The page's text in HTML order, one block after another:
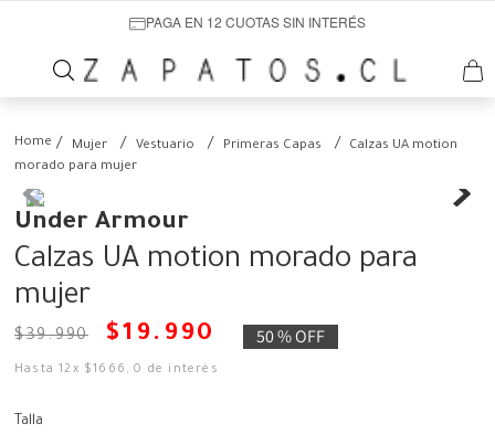
PAGA EN 12 CUOTAS SIN INTERÉS
Mujer Vestuario Primeras Capas
Calzas UA motion
morado para mujer
Under Armour
Calzas UA motion morado para
mujer
$39.990 $19 . 990 50 %OFF
Hasta12 x $1666 ,0 de interés
Talla